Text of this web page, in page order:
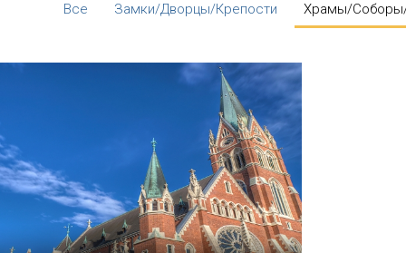
Все Замки/Дворцы/Крепости Храмы/